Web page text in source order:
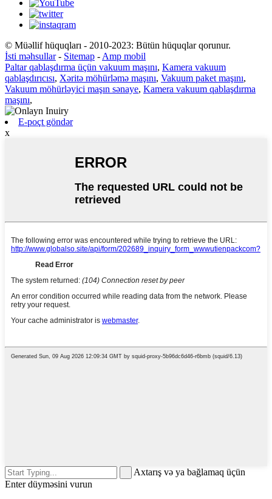
© Müəllif hüquqları - 2010-2023: Bütün hüquqlar qorunur.
İsti məhsullar- Sitemap - Amp mobil
Paltar qablaşdırma üçün vakuum maşını, Kamera vakuum
qablaşdırıcısı, Xəritə möhürləmə maşını, Vakuum paket maşını,
Vakuum möhürləyici maşın sənaye, Kamera vakuum qablaşdırma
maşını,
E-poçt göndər
x
Axtarış və ya bağlamaq üçün
Enter düyməsini vurun